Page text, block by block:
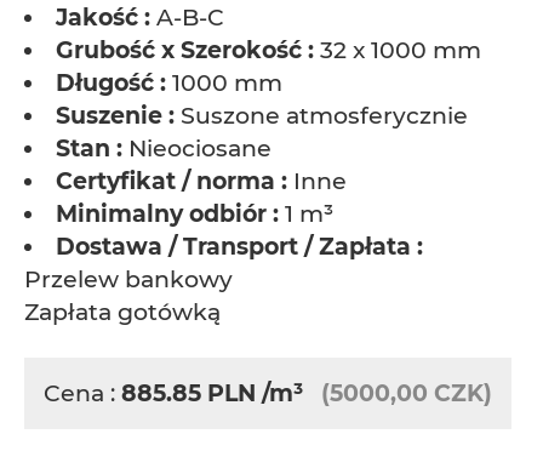
Jakość : A-B-C
Grubość x Szerokość : 32 x 1000 mm
Długość : 1000 mm
Suszenie : Suszone atmosferycznie
Stan : Nieociosane
Certyfikat / norma : Inne
Minimalny odbiór : 1 m³
Dostawa / Transport / Zapłata :
Przelew bankowy
Zapłata gotówką
Cena : 885.85 PLN /m³ (5000,00 CZK)